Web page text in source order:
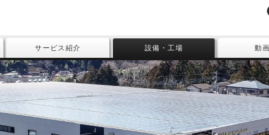
サービス紹介 設備・工場 動